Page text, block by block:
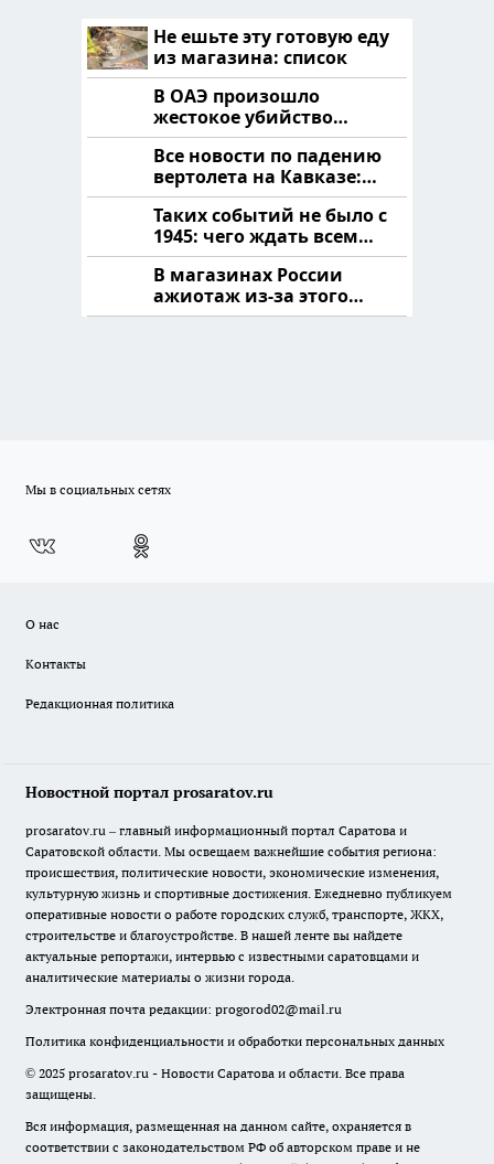
Не ешьте эту готовую еду
из магазина: список
В ОАЭ произошло
жестокое убийство
криптомиллионера
Все новости по падению
вертолета на Кавказе:
читать здесь
Таких событий не было с
1945: чего ждать всем
нам?
В магазинах России
ажиотаж из-за этого
продукта: что купить?
Мы в социальных сетях
О нас
Контакты
Редакционная политика
Новостной портал prosaratov.ru
prosaratov.ru – главный информационный портал Саратова и
Саратовской области. Мы освещаем важнейшие события региона:
происшествия, политические новости, экономические изменения,
культурную жизнь и спортивные достижения. Ежедневно публикуем
оперативные новости о работе городских служб, транспорте, ЖКХ,
строительстве и благоустройстве. В нашей ленте вы найдете
актуальные репортажи, интервью с известными саратовцами и
аналитические материалы о жизни города.
Электронная почта редакции: progorod02@mail.ru
Политика конфиденциальности и обработки персональных данных
© 2025 prosaratov.ru - Новости Саратова и области. Все права
защищены.
Вся информация, размещенная на данном сайте, охраняется в
соответствии с законодательством РФ об авторском праве и не